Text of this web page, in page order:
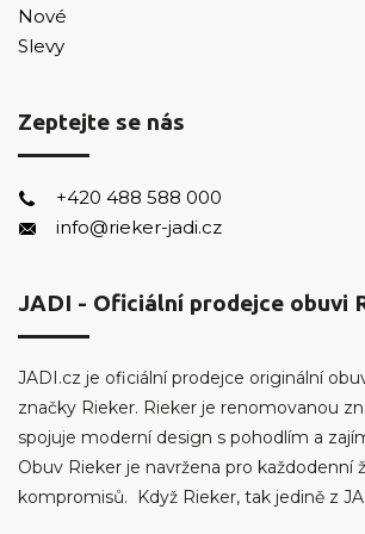
Nové
Slevy
Zeptejte se nás
+420 488 588 000
info@rieker-jadi.cz
JADI - Oficiální prodejce obuvi
JADI.cz je oficiální prodejce originální
značky Rieker. Rieker je renomovanou
spojuje moderní design s pohodlím a
Obuv Rieker je navržena pro každodenní
kompromisů. Když Rieker, tak jedině z